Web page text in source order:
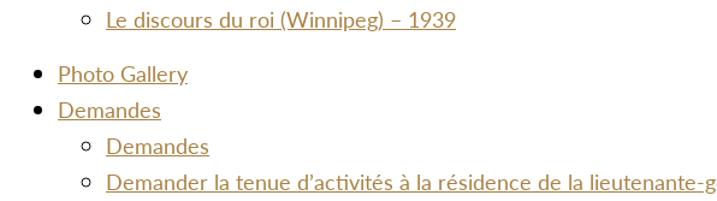
Le discours du roi (Winnipeg) – 1939
Photo Gallery
Demandes
Demandes
Demander la tenue d’activités à la résidence de la